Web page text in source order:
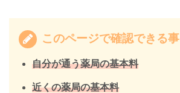
このページで確認できる事
自分が通う薬局の基本料
近くの薬局の基本料